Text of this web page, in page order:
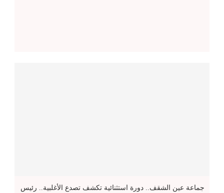
جماعة عين الشقف.. دورة استثنائية تكشف تصدع الأغلبية.. رئيس